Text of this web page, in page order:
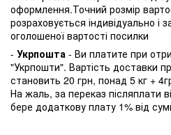
оформлення.Точний розмір
розраховується індивідуально і
оголошеної вартості посилки
- Укрпошта - Ви платите при
"Укрпошти". Вартість доставки
становить 20 грн, понад 5 кг +
На жаль, за переказ післяплати
бере додаткову плату 1% від